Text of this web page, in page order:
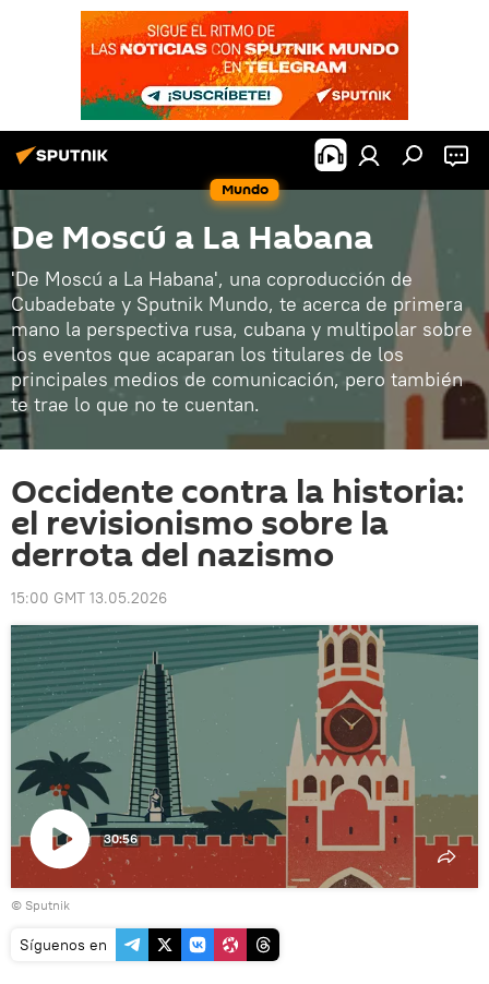
Mundo
De Moscú a La Habana
'De Moscú a La Habana', una coproducción de
Cubadebate y Sputnik Mundo, te acerca de primera
mano la perspectiva rusa, cubana y multipolar sobre
los eventos que acaparan los titulares de los
principales medios de comunicación, pero también
te trae lo que no te cuentan.
Occidente contra la historia:
el revisionismo sobre la
derrota del nazismo
15:00 GMT 13.05.2026
Reproducir
vídeo
30:56
© Sputnik
Síguenos en